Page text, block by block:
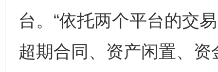
台。“依托两个平台的交
超期合同、资产闲置、